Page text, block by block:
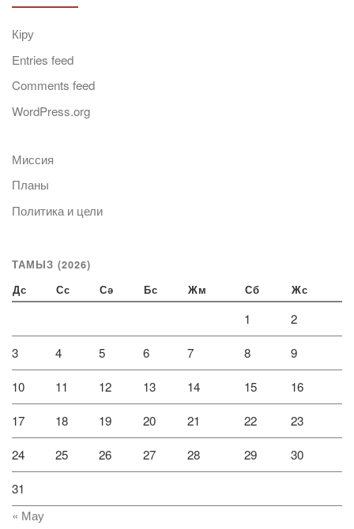
Кіру
Entries feed
Comments feed
WordPress.org
Миссия
Планы
Политика и цели
ТАМЫЗ (2026)
Дс Сс Сә Бс Жм Сб Жс
1 2
3 4 5 6 7 8 9
10 11 12 13 14 15 16
17 18 19 20 21 22 23
24 25 26 27 28 29 30
31
« Мау